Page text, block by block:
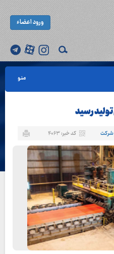
ورود اعضاء
منو
رسید
شرکت کد خبر: ۴۰۶۳